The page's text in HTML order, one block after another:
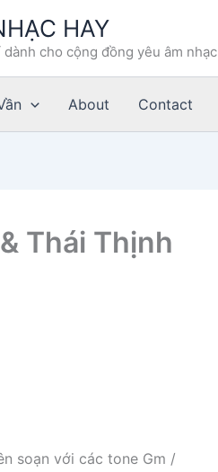
HAY
cho cộng đồng yêu âm nhạc
About Contact
Thái Thịnh
soạn với các tone Gm /